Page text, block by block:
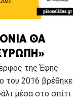
ΘΑ
της Έφης
του 2016 βρέθηκε
μέσα στο σπίτι